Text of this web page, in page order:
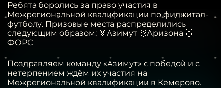
Ребята боролись за право участия в
Межрегиональной квалификации по фиджитал-
футболу. Призовые места распределились
следующим образом: 🏅Азимут 🥈Аризона 🥉
ФОРС
Поздравляем команду «Азимут» с победой и с
нетерпением ждём их участия на
Межрегиональной квалификации в Кемерово.